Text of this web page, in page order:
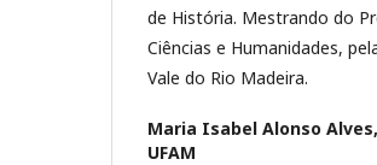
de História. Mestrando do
Ciências e Humanidades,
Vale do Rio Madeira.
Maria Isabel Alonso Alves,
UFAM